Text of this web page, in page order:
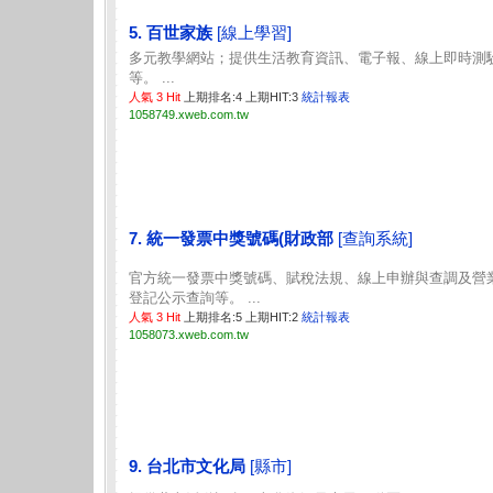
5. 百世家族 [線上學習]
多元教學網站；提供生活教育資訊、電子報、線上即時測
等。 ...
人氣 3 Hit 上期排名:4 上期HIT:3 統計報表
1058749.xweb.com.tw
7. 統一發票中獎號碼(財政部 [查詢系統]
官方統一發票中獎號碼、賦稅法規、線上申辦與查調及營
登記公示查詢等。 ...
人氣 3 Hit 上期排名:5 上期HIT:2 統計報表
1058073.xweb.com.tw
9. 台北市文化局 [縣市]